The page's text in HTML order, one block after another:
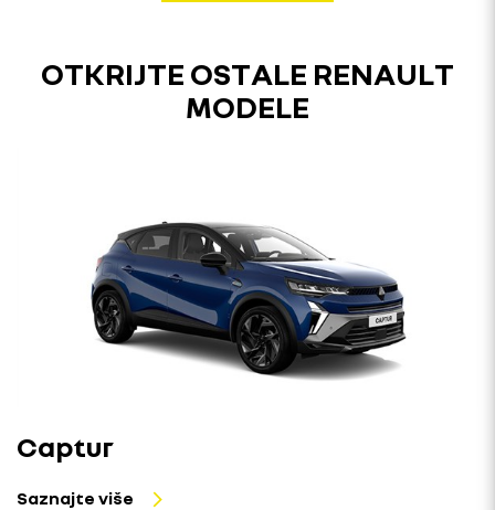
OTKRIJTE OSTALE RENAULT
MODELE
Captur
Saznajte više